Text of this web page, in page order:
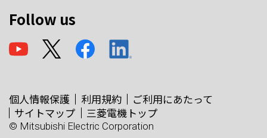
Follow us
個人情報保護 利用規約
ご利用にあたって
サイトマップ
三菱電機トップ
© Mitsubishi Electric Corporation